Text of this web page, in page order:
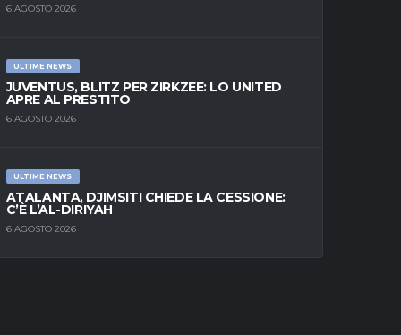
6 AGOSTO 2026
ULTIME NEWS
JUVENTUS, BLITZ PER ZIRKZEE: LO UNITED
APRE AL PRESTITO
6 AGOSTO 2026
ULTIME NEWS
ATALANTA, DJIMSITI CHIEDE LA CESSIONE:
C’È L’AL-DIRIYAH
6 AGOSTO 2026